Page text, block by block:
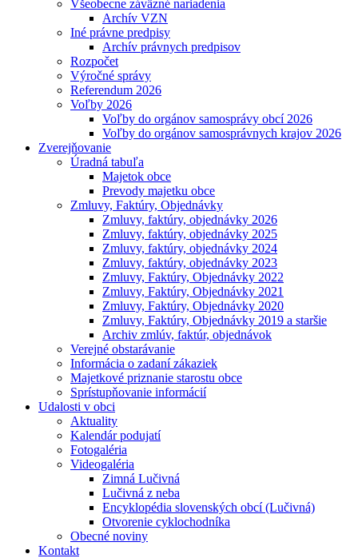
Všeobecne záväzné nariadenia
Archív VZN
Iné právne predpisy
Archív právnych predpisov
Rozpočet
Výročné správy
Referendum 2026
Voľby 2026
Voľby do orgánov samosprávy obcí 2026
Voľby do orgánov samosprávnych krajov 2026
Zverejňovanie
Úradná tabuľa
Majetok obce
Prevody majetku obce
Zmluvy, Faktúry, Objednávky
Zmluvy, faktúry, objednávky 2026
Zmluvy, faktúry, objednávky 2025
Zmluvy, faktúry, objednávky 2024
Zmluvy, faktúry, objednávky 2023
Zmluvy, Faktúry, Objednávky 2022
Zmluvy, Faktúry, Objednávky 2021
Zmluvy, Faktúry, Objednávky 2020
Zmluvy, Faktúry, Objednávky 2019 a staršie
Archiv zmlúv, faktúr, objednávok
Verejné obstarávanie
Informácia o zadaní zákaziek
Majetkové priznanie starostu obce
Sprístupňovanie informácií
Udalosti v obci
Aktuality
Kalendár podujatí
Fotogaléria
Videogaléria
Zimná Lučivná
Lučivná z neba
Encyklopédia slovenských obcí (Lučivná)
Otvorenie cyklochodníka
Obecné noviny
Kontakt